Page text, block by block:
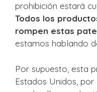
prohibición estará
Todos los
rompen estas
estamos hablando
Por supuesto, esta
Estados Unidos,